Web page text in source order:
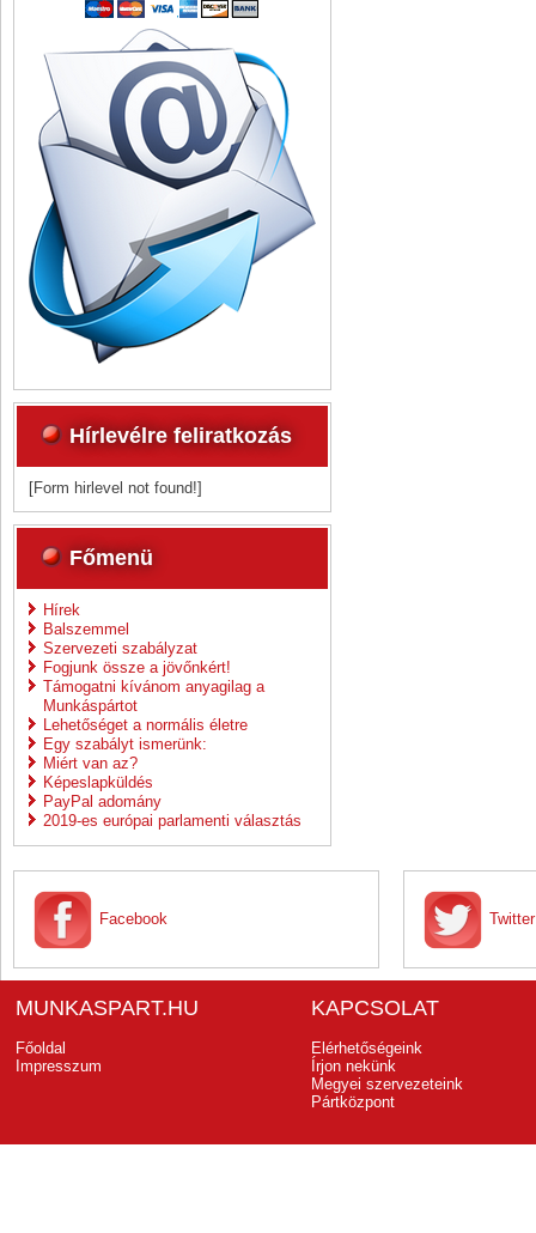
Hírlevélre feliratkozás
[Form hirlevel not found!]
Főmenü
Hírek
Balszemmel
Szervezeti szabályzat
Fogjunk össze a jövőnkért!
Támogatni kívánom anyagilag a
Munkáspártot
Lehetőséget a normális életre
Egy szabályt ismerünk:
Miért van az?
Képeslapküldés
PayPal adomány
2019-es európai parlamenti választás
Facebook Twitter
MUNKASPART.HU
Főoldal
Impresszum
KAPCSOLAT
Elérhetőségeink
Írjon nekünk
Megyei szervezeteink
Pártközpont